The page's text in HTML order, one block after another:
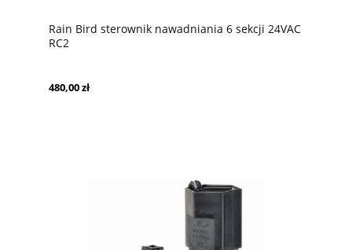
Rain Bird sterownik nawadniania 6 sekcji 24VAC
RC2
480,00 zł